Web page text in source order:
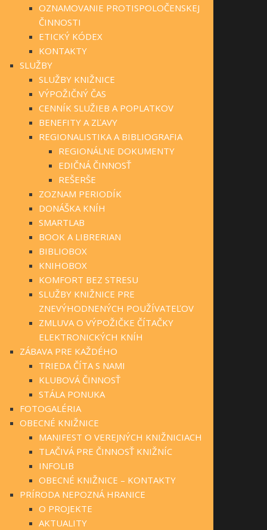
OZNAMOVANIE PROTISPOLOČENSKEJ
ČINNOSTI
ETICKÝ KÓDEX
KONTAKTY
SLUŽBY
SLUŽBY KNIŽNICE
VÝPOŽIČNÝ ČAS
CENNÍK SLUŽIEB A POPLATKOV
BENEFITY A ZĽAVY
REGIONALISTIKA A BIBLIOGRAFIA
REGIONÁLNE DOKUMENTY
EDIČNÁ ČINNOSŤ
REŠERŠE
ZOZNAM PERIODÍK
DONÁŠKA KNÍH
SMARTLAB
BOOK A LIBRERIAN
BIBLIOBOX
KNIHOBOX
KOMFORT BEZ STRESU
SLUŽBY KNIŽNICE PRE
ZNEVÝHODNENÝCH POUŽÍVATEĽOV
ZMLUVA O VÝPOŽIČKE ČÍTAČKY
ELEKTRONICKÝCH KNÍH
ZÁBAVA PRE KAŽDÉHO
TRIEDA ČÍTA S NAMI
KLUBOVÁ ČINNOSŤ
STÁLA PONUKA
FOTOGALÉRIA
OBECNÉ KNIŽNICE
MANIFEST O VEREJNÝCH KNIŽNICIACH
TLAČIVÁ PRE ČINNOSŤ KNIŽNÍC
INFOLIB
OBECNÉ KNIŽNICE – KONTAKTY
PRÍRODA NEPOZNÁ HRANICE
O PROJEKTE
AKTUALITY